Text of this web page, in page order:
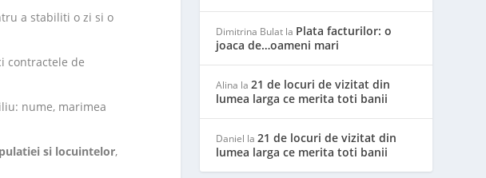
a stabiliti o zi si o
contractele de
nume, marimea
si locuintelor,
Dimitrina Bulat la Plata facturilor: o
joaca de…oameni mari
Alina la21 de locuri de vizitat din
lumea larga ce merita toti banii
Daniel la21 de locuri de vizitat din
lumea larga ce merita toti banii